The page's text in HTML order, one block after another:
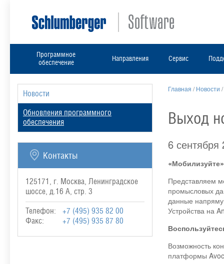
Программное
обеспечение
Направления Сервис
Новости
Обновления программного
обеспечения
Контакты
125171, г. Москва, Ленинградское
шоссе, д.16 А, стр. 3
Телефон:
+7 (495) 935 82 00
Факс:
+7 (495) 935 87 80
Главная /Новости /
Выход
6
Представляем
промысловых
данные
Устройства на
Возможность
платформы